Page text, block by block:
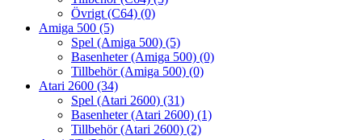
Övrigt (C64) (0)
Amiga 500 (5)
Spel (Amiga 500) (5)
Basenheter (Amiga 500) (0)
Tillbehör (Amiga 500) (0)
Atari 2600 (34)
Spel (Atari 2600) (31)
Basenheter (Atari 2600) (1)
Tillbehör (Atari 2600) (2)